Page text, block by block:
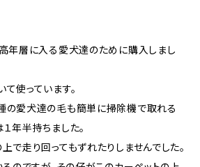
年層に入る愛犬達のために購入しまし
使っています。
の愛犬達の毛も簡単に掃除機で取れる
年半持ちました。
で走り回ってもずれたりしませんでした。